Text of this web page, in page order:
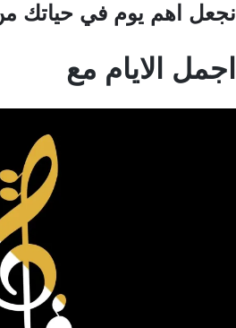
اهم يوم في حياتك من
الايام مع